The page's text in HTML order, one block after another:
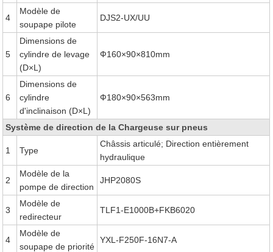
4
Modèle de
soupape pilote
DJS2-UX/UU
5
Dimensions de
cylindre de levage
(D×L)
Ф160×90×810mm
6
Dimensions de
cylindre
d'inclinaison (D×L)
Ф180×90×563mm
Système de direction de la Chargeuse sur pneus
1 Type
Châssis articulé; Direction entièrement
hydraulique
2
Modèle de la
pompe de direction
JHP2080S
3
Modèle de
redirecteur
TLF1-E1000B+FKB6020
4
Modèle de
soupape de priorité
YXL-F250F-16N7-A